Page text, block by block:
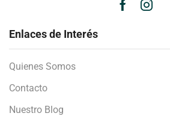
Enlaces de Interés
Quienes Somos
Contacto
Nuestro Blog